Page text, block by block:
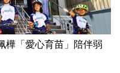
樺「愛心育苗」陪伴弱